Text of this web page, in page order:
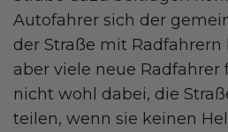
Autofahrer sich der
der Straße mit
aber viele neue Radfahrer
nicht wohl dabei, die
teilen, wenn sie keinen